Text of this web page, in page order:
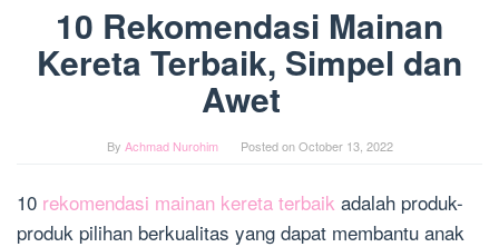
10 Rekomendasi Mainan
Kereta Terbaik, Simpel dan
Awet
By Achmad Nurohim Posted onOctober 13, 2022
10 rekomendasi mainan kereta terbaik adalah produk-
produk pilihan berkualitas yang dapat membantu anak